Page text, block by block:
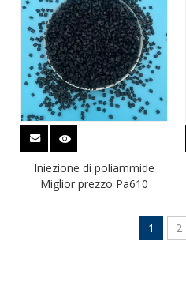
Iniezione di poliammide
Miglior prezzo Pa610
1
2